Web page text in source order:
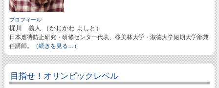
プロフィール
梶川 義人 （かじかわ よしと）
日本虐待防止研究・研修センター代表、桜美林大学・淑徳大学短期大学部兼
任講師。
（続きを見る…）
目指せ！オリンピックレベル